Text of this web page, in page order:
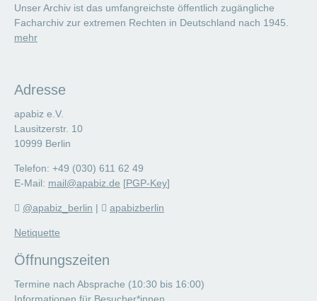
Unser Archiv ist das umfangreichste öffentlich zugängliche
Facharchiv zur extremen Rechten in Deutschland nach 1945.
mehr
Adresse
apabiz e.V.
Lausitzerstr. 10
10999 Berlin
Telefon: +49 (030) 611 62 49
E-Mail: mail@apabiz.de [PGP-Key]
@apabiz_berlin | apabizberlin
Netiquette
Öffnungszeiten
Termine nach Absprache (10:30 bis 16:00)